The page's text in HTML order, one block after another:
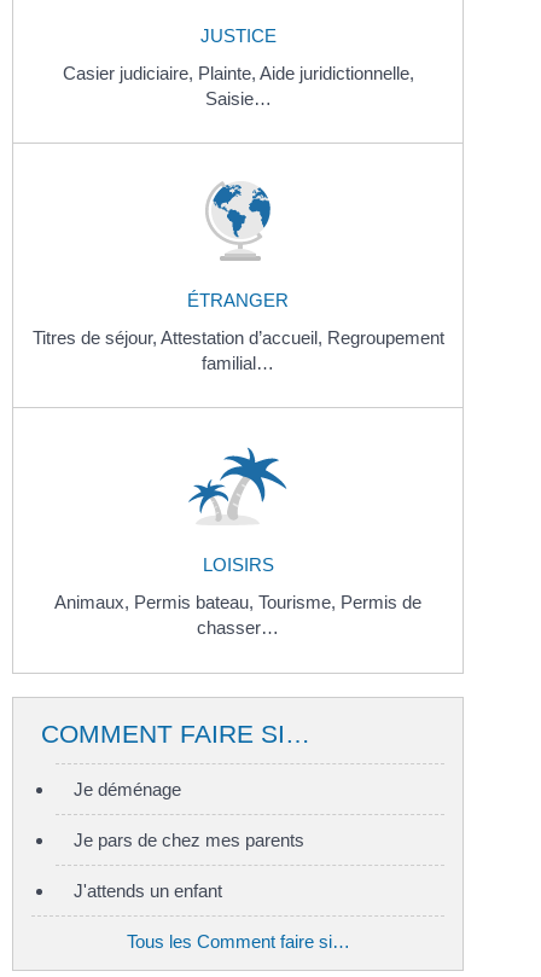
JUSTICE
Casier judiciaire, Plainte, Aide juridictionnelle,
Saisie…
ÉTRANGER
Titres de séjour, Attestation d’accueil, Regroupement
familial…
LOISIRS
Animaux, Permis bateau,Tourisme, Permis de
chasser…
COMMENT FAIRE SI…
Je déménage
Je pars de chez mes parents
J'attends un enfant
Tous les Comment faire si…